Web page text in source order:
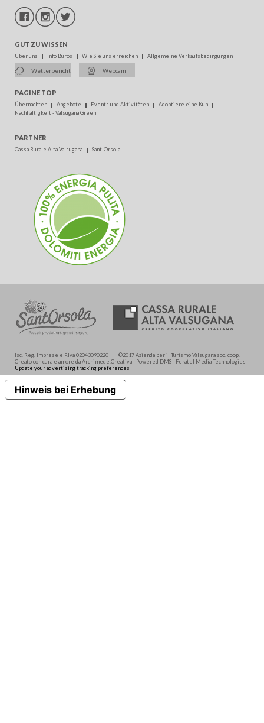
GUT ZU WISSEN
Über uns Info Büros Wie Sie uns erreichen Allgemeine Verkaufsbedingungen
Wetterbericht Webcam
PAGINE TOP
Übernachten Angebote Events und Aktivitäten
Adoptiere eine Kuh
Nachhaltigkeit - Valsugana Green
PARTNER
Cassa Rurale Alta Valsugana Sant'Orsola
Isc. Reg. Imprese e P.Iva 02043090220 | ©2017 Azienda per il Turismo Valsugana soc. coop.
Creato con cura e amore da Archimede.Creativa | Powered DMS - Feratel Media Technologies
Update your advertising tracking preferences
Hinweis bei Erhebung